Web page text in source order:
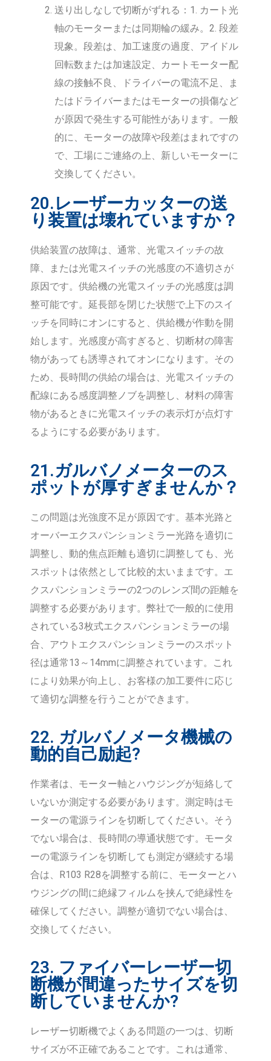
送り出しなしで切断がずれる：1. カート光
軸のモーターまたは同期輪の緩み。2. 段差
現象。段差は、加工速度の過度、アイドル
回転数または加速設定、カートモーター配
線の接触不良、ドライバーの電流不足、ま
たはドライバーまたはモーターの損傷など
が原因で発生する可能性があります。一般
的に、モーターの故障や段差はまれですの
で、工場にご連絡の上、新しいモーターに
交換してください。
20.レーザーカッターの送
り装置は壊れていますか？
供給装置の故障は、通常、光電スイッチの故
障、または光電スイッチの光感度の不適切さが
原因です。供給機の光電スイッチの光感度は調
整可能です。延長部を閉じた状態で上下のスイ
ッチを同時にオンにすると、供給機が作動を開
始します。光感度が高すぎると、切断材の障害
物があっても誘導されてオンになります。その
ため、長時間の供給の場合は、光電スイッチの
配線にある感度調整ノブを調整し、材料の障害
物があるときに光電スイッチの表示灯が点灯す
るようにする必要があります。
21.ガルバノメーターのス
ポットが厚すぎませんか？
この問題は光強度不足が原因です。基本光路と
オーバーエクスパンションミラー光路を適切に
調整し、動的焦点距離も適切に調整しても、光
スポットは依然として比較的太いままです。エ
クスパンションミラーの2つのレンズ間の距離を
調整する必要があります。弊社で一般的に使用
されている3枚式エクスパンションミラーの場
合、アウトエクスパンションミラーのスポット
径は通常13～14mmに調整されています。これ
により効果が向上し、お客様の加工要件に応じ
て適切な調整を行うことができます。
22. ガルバノメータ機械の
動的自己励起?
作業者は、モーター軸とハウジングが短絡して
いないか測定する必要があります。測定時はモ
ーターの電源ラインを切断してください。そう
でない場合は、長時間の導通状態です。モータ
ーの電源ラインを切断しても測定が継続する場
合は、R103 R28を調整する前に、モーターとハ
ウジングの間に絶縁フィルムを挟んで絶縁性を
確保してください。調整が適切でない場合は、
交換してください。
23. ファイバーレーザー切
断機が間違ったサイズを切
断していませんか?
レーザー切断機でよくある問題の一つは、切断
サイズが不正確であることです。これは通常、